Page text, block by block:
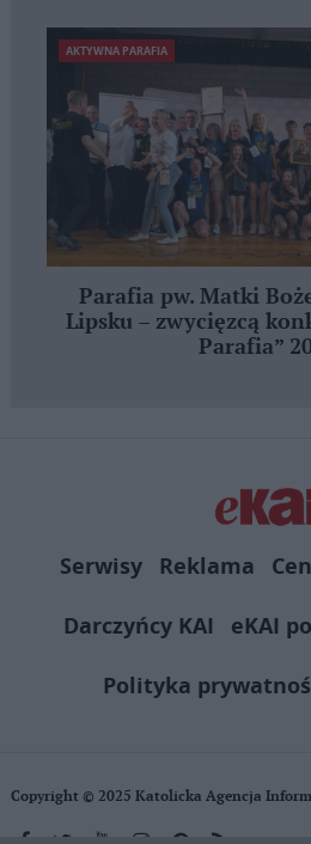
AKTYWNA PARAFIA
Parafia pw. Matki
Lipsku – zwycięzcą
Parafia”
Serwisy Reklama
Darczyńcy KAI
eKAI
Polityka
Copyright © 2025 Katolicka Agencja